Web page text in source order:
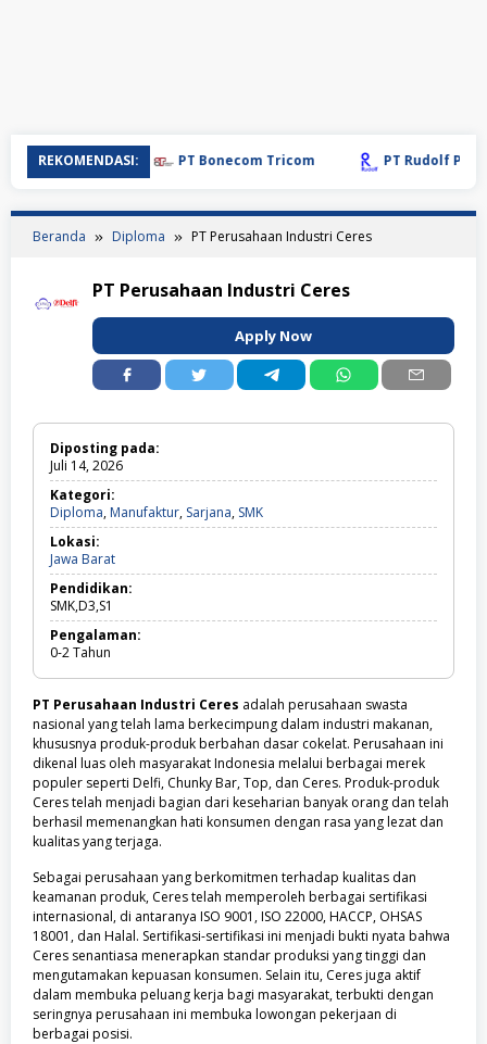
REKOMENDASI: PT Bonecom Tricom PT Rudolf
Beranda Diploma PT Perusahaan Industri Ceres
PT Perusahaan Industri Ceres
Apply Now
Diposting pada:
Juli 14, 2026
Kategori:
Diploma, Manufaktur, Sarjana, SMKDiploma,
Manufaktur,
Lokasi:
Jawa BaratJawa
Barat
Pendidikan:
SMK,D3,S1
Pengalaman:
0-2Tahun
PT Perusahaan Industri Ceres adalah perusahaan swasta
nasional yang telah lama berkecimpung dalam industri makanan,
khususnya produk-produk berbahan dasar cokelat. Perusahaan ini
dikenal luas oleh masyarakat Indonesia melalui berbagai merek
populer seperti Delfi, Chunky Bar, Top, dan Ceres. Produk-produk
Ceres telah menjadi bagian dari keseharian banyak orang dan telah
berhasil memenangkan hati konsumen dengan rasa yang lezat dan
kualitas yang terjaga.
Sebagai perusahaan yang berkomitmen terhadap kualitas dan
keamanan produk, Ceres telah memperoleh berbagai sertifikasi
internasional, di antaranya ISO 9001, ISO 22000, HACCP, OHSAS
18001, dan Halal. Sertifikasi-sertifikasi ini menjadi bukti nyata bahwa
Ceres senantiasa menerapkan standar produksi yang tinggi dan
mengutamakan kepuasan konsumen. Selain itu, Ceres juga aktif
dalam membuka peluang kerja bagi masyarakat, terbukti dengan
seringnya perusahaan ini membuka lowongan pekerjaan di
berbagai posisi.